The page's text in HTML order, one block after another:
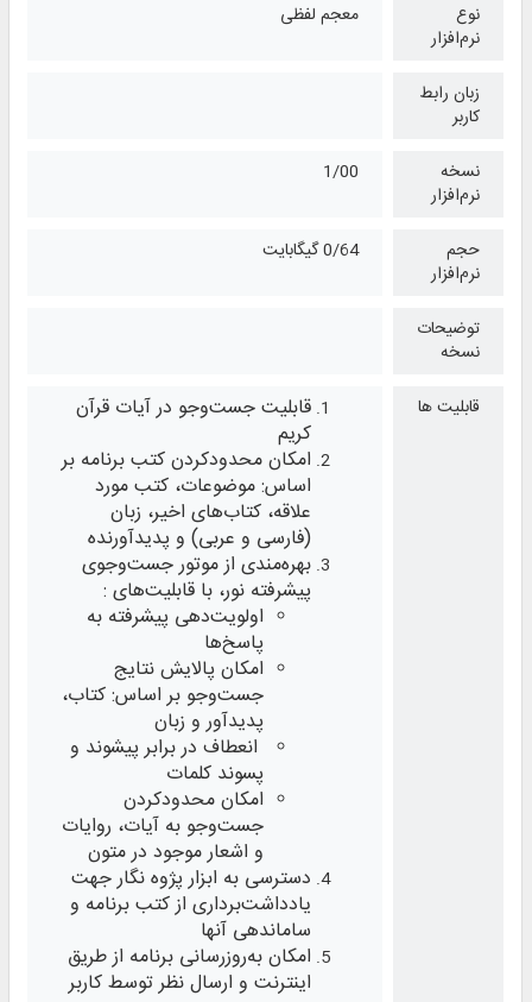
نوع
نرم‌افزار
معجم لفظی
زبان رابط
کاربر
نسخه
نرم‌افزار
1/00
حجم
نرم‌افزار
0/64 گیگابایت
توضیحات
نسخه
قابلیت ها
قابلیت جست‌وجو در آیات قرآن
کریم
امکان محدودکردن کتب برنامه بر
اساس: موضوعات، کتب مورد
علاقه، کتاب‌های اخیر، زبان
(فارسی و عربی) و پدیدآورنده
بهره‌مندی از موتور جست‌وجوی
پیشرفته نور، با قابلیت‌های :
اولویت‌دهی پیشرفته به
پاسخ‌ها
امکان پالایش نتایج
جست‌وجو بر اساس: کتاب،
پدیدآور و زبان
انعطاف در برابر پیشوند و
پسوند کلمات
امکان محدودکردن
جست‌وجو به آیات، روایات
و اشعار موجود در متون
دسترسی به ابزار پژوه نگار جهت
یادداشت‌برداری از کتب برنامه و
ساماندهی آنها
امکان به‌روزرسانی برنامه از طریق
اینترنت و ارسال نظر توسط کاربر